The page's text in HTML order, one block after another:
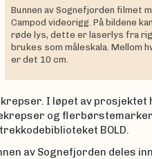
Bunnen av Sognefjorden filmet
Campod videorigg. På bildene
røde lys, dette er laserlys fra
brukes som måleskala. Mellom
er det 10 cm.
I løpet av prosjektet
og
BOLD.
av Sognefjorden deles